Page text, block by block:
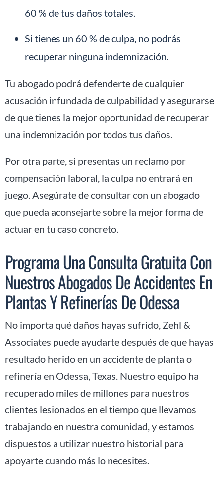
60 % de tus daños totales.
Si tienes un 60 % de culpa, no podrás
recuperar ninguna indemnización.
Tu abogado podrá defenderte de cualquier
acusación infundada de culpabilidad y asegurarse
de que tienes la mejor oportunidad de recuperar
una indemnización por todos tus daños.
Por otra parte, si presentas un reclamo por
compensación laboral, la culpa no entrará en
juego. Asegúrate de consultar con un abogado
que pueda aconsejarte sobre la mejor forma de
actuar en tu caso concreto.
Programa Una Consulta Gratuita Con
Nuestros Abogados De Accidentes En
Plantas Y Refinerías De Odessa
No importa qué daños hayas sufrido, Zehl &
Associates puede ayudarte después de que hayas
resultado herido en un accidente de planta o
refinería en Odessa, Texas. Nuestro equipo ha
recuperado miles de millones para nuestros
clientes lesionados en el tiempo que llevamos
trabajando en nuestra comunidad, y estamos
dispuestos a utilizar nuestro historial para
apoyarte cuando más lo necesites.